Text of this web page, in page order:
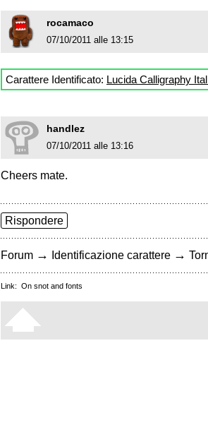
rocamaco
07/10/2011 alle 13:15
Carattere Identificato: Lucida Calligraphy
handlez
07/10/2011 alle 13:16
Cheers mate.
Rispondere
Forum → Identificazione carattere →
Link: On snot and fonts